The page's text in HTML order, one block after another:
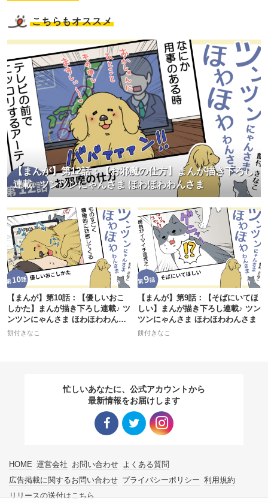
こちらもオススメ
【まんが】第12話：【お邪魔の仕方】まんが描き下ろし
連載♪ ツンツンにゃんさま ほわほわわんさま
【まんが】第10話：【優しいおこ
しかた】まんが描き下ろし連載♪ ツ
ンツンにゃんさま ほわほわわんさ
ま
餅付きなこ
【まんが】第9話：【そばにいてほ
しい】まんが描き下ろし連載♪ ツン
ツンにゃんさま ほわほわわんさま
餅付きなこ
忙しいあなたに、公式アカウントから
最新情報をお届けします
ク ク
HOME 運営会社 お問い合わせ よくある質問
広告掲載に関するお問い合わせ プライバシーポリシー 利用規約
リリースの送付はこちら